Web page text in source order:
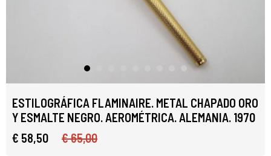
ESTILOGRÁFICA FLAMINAIRE. METAL CHAPADO ORO
Y ESMALTE NEGRO. AEROMÉTRICA. ALEMANIA. 1970
€ 58,50
€ 65,00